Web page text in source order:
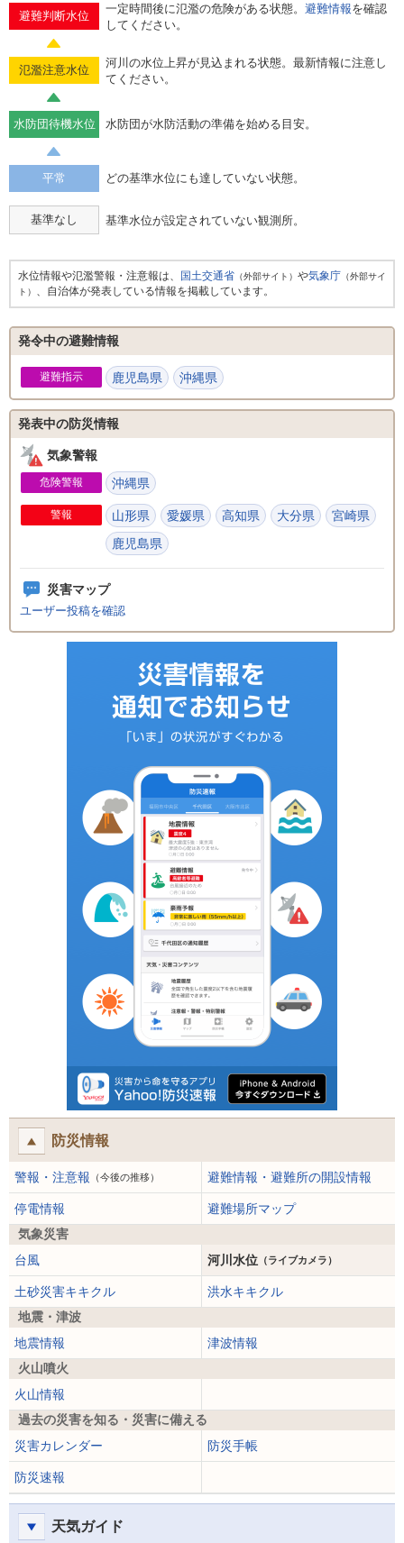
避難判断水位
一定時間後に氾濫の危険がある状態。 避難情報を確認
してください。
氾濫注意水位
河川の水位上昇が見込まれる状態。最新情報に注意し
てください。
水防団待機水位 水防団が水防活動の準備を始める目安。
平常 どの基準水位にも達していない状態。
基準なし 基準水位が設定されていない観測所。
水位情報や氾濫警報・注意報は、 国土交通省 （外部サイト） や気象庁 （外部サイ
ト） 、自治体が発表している情報を掲載しています。
発令中の避難情報
避難指示 鹿児島県 沖縄県
発表中の防災情報
気象警報
危険警報 沖縄県
警報 山形県 愛媛県 高知県 大分県
宮崎県
鹿児島県
災害マップ
ユーザー投稿を確認
防災情報
警報・注意報 （今後の推移） 避難情報・避難所の開設情報
停電情報
避難場所マップ
気象災害
台風
河川水位 （ライブカメラ）
土砂災害キキクル
洪水キキクル
地震・津波
地震情報
津波情報
火山噴火
火山情報
過去の災害を知る・災害に備える
災害カレンダー
防災手帳
防災速報
天気ガイド